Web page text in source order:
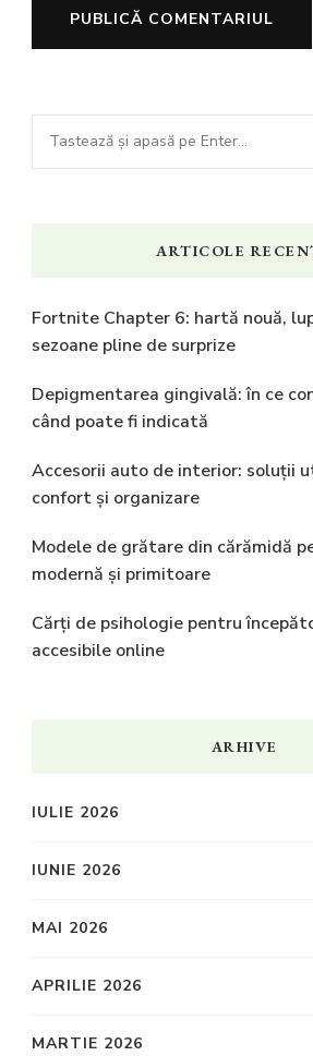
Cauți
ceva?
ARTICOLE
Fortnite Chapter 6: hartă nouă,
sezoane pline de surprize
Depigmentarea gingivală: în ce
când poate fi indicată
Accesorii auto de interior: soluții
confort și organizare
Modele de grătare din cărămidă
modernă și primitoare
Cărți de psihologie pentru
accesibile online
ARHIVE
IULIE 2026
IUNIE 2026
MAI 2026
APRILIE 2026
MARTIE 2026